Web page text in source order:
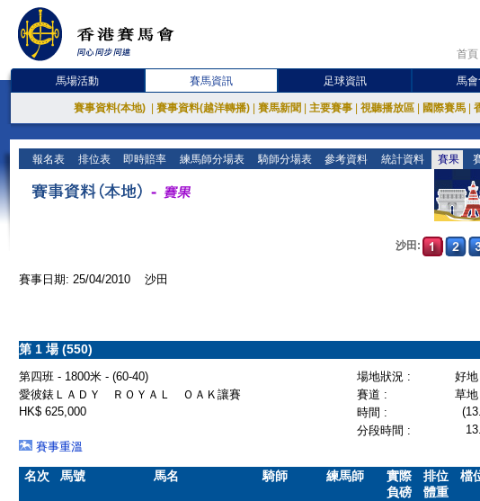
首頁
馬場活動 賽馬資訊 足球資訊 馬
賽事資料(本地) 賽事資料(越洋轉播) 賽馬新聞 主要賽事 視聽播放區 國際賽馬
報名表 排位表 即時賠率 練馬師分場表 騎師分場表 參考資料 統計資料 賽果
沙田:
賽事日期: 25/04/2010 沙田
第 1 場 (550)
第四班 - 1800米 - (60-40) 場地狀況 :
好地
愛彼錶ＬＡＤＹ ＲＯＹＡＬ ＯＡＫ讓賽
賽道 :
草
HK$ 625,000
時間 :
分段時間 :
賽事重溫
名次 馬號 馬名 騎師 練馬師
實際
負磅
排位
體重
檔